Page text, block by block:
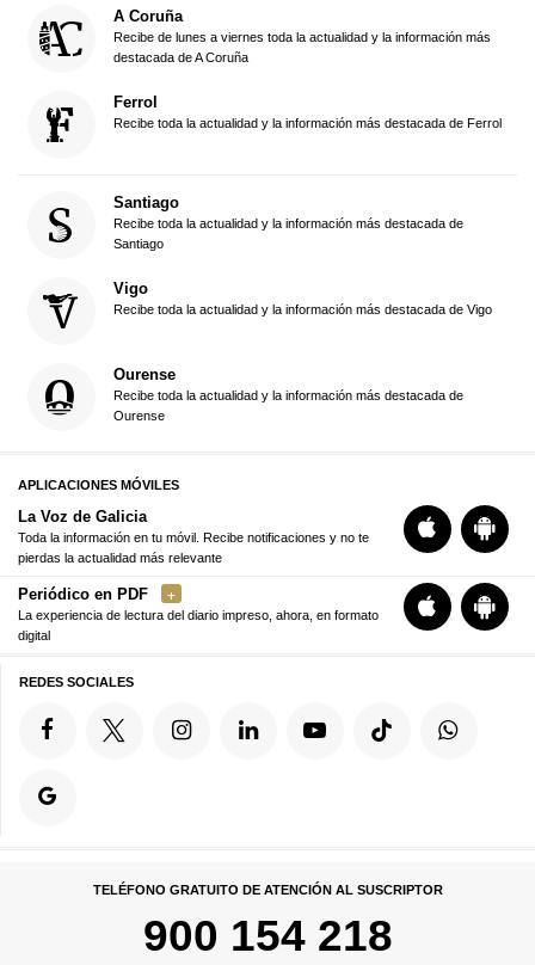
A Coruña
Recibe de lunes a viernes toda la actualidad y la información más
destacada de A Coruña
Ferrol
Recibe toda la actualidad y la información más destacada de Ferrol
Santiago
Recibe toda la actualidad y la información más destacada de
Santiago
Vigo
Recibe toda la actualidad y la información más destacada de Vigo
Ourense
Recibe toda la actualidad y la información más destacada de
Ourense
APLICACIONES MÓVILES
La Voz de Galicia
Toda la información en tu móvil. Recibe notificaciones y no te
pierdas la actualidad más relevante
Periódico en PDF
La experiencia de lectura del diario impreso, ahora, en formato
digital
REDES SOCIALES
TELÉFONO GRATUITO DE ATENCIÓN AL SUSCRIPTOR
900 154 218